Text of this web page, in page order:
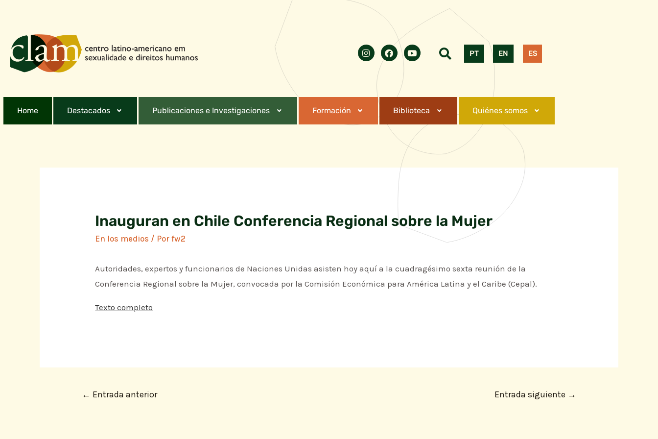
PT EN ES
Home Destacados Publicaciones e Investigaciones Formación Biblioteca Quiénes somos
Inauguran en Chile Conferencia Regional sobre la Mujer
En los medios / Porfw2
Autoridades, expertos y funcionarios de Naciones Unidas asisten hoy aquí a la cuadragésimo sexta reunión de la
Conferencia Regional sobre la Mujer, convocada por la Comisión Económica para América Latina y el Caribe (Cepal).
Texto completo
← Entrada anterior Entrada siguiente →